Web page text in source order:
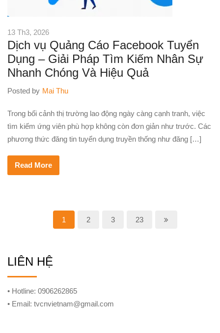
13 Th3, 2026
Dịch vụ Quảng Cáo Facebook Tuyển
Dụng – Giải Pháp Tìm Kiếm Nhân Sự
Nhanh Chóng Và Hiệu Quả
Posted by Mai Thu
Trong bối cảnh thị trường lao động ngày càng cạnh tranh, việc
tìm kiếm ứng viên phù hợp không còn đơn giản như trước. Các
phương thức đăng tin tuyển dụng truyền thống như đăng […]
Read More
1 2 3 23
LIÊN HỆ
• Hotline: 0906262865
• Email: tvcnvietnam@gmail.com